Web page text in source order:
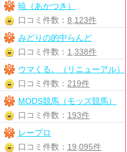
暁（あかつき）
口コミ件数：8,123件
みどりの的中らんど
口コミ件数： 1,338件
ウマくる。（リニューアル）
口コミ件数： 219件
MODS競馬（モッズ競馬）
口コミ件数： 193件
レープロ
口コミ件数： 19,095件